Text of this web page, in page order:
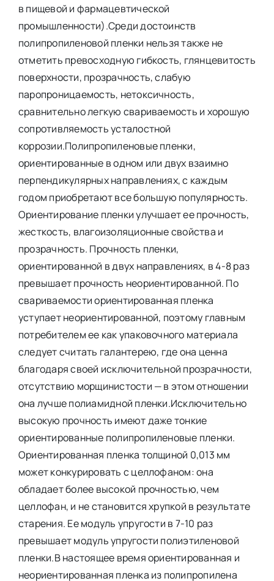
в пищевой и фармацевтической
промышленности).Среди достоинств
полипропиленовой пленки нельзя также не
отметить превосходную гибкость, глянцевитость
поверхности, прозрачность, слабую
паропроницаемость, нетоксичность,
сравнительно легкую свариваемость и хорошую
сопротивляемость усталостной
коррозии.Полипропиленовые пленки,
ориентированные в одном или двух взаимно
перпендикулярных направлениях, с каждым
годом приобретают все большую популярность.
Ориентирование пленки улучшает ее прочность,
жесткость, влагоизоляционные свойства и
прозрачность. Прочность пленки,
ориентированной в двух направлениях, в 4-8 раз
превышает прочность неориентированной. По
свариваемости ориентированная пленка
уступает неориентированной, поэтому главным
потребителем ее как упаковочного материала
следует считать галантерею, где она ценна
благодаря своей исключительной прозрачности,
отсутствию морщинистости — в этом отношении
она лучше полиамидной пленки.Исключительно
высокую прочность имеют даже тонкие
ориентированные полипропиленовые пленки.
Ориентированная пленка толщиной 0,013 мм
может конкурировать с целлофаном: она
обладает более высокой прочностью, чем
целлофан, и не становится хрупкой в результате
старения. Ее модуль упругости в 7-10 раз
превышает модуль упругости полиэтиленовой
пленки.В настоящее время ориентированная и
неориентированная пленка из полипропилена